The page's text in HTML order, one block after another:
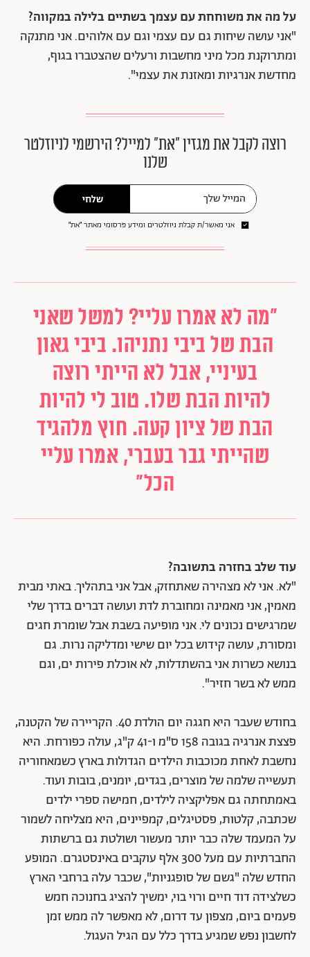
על מה את משוחחת עם עצמך בשתיים בלילה במקווה?
"אני עושה שיחות גם עם עצמי וגם עם אלוהים. אני מתנקה
ומתרוקנת מכל מיני מחשבות ורעלים שהצטברו בגוף,
מחדשת אנרגיות ומאזנת את עצמי".
רוצה לקבל את מגזין ״את״ למייל? הירשמי לניוזלטר
שלנו
שלחי
אני מאשר/ת קבלת ניוזלטרים ומידע פרסומי מאתר ״את״
"מה לא אמרו עליי? למשל שאני
הבת של ביבי נתניהו. ביבי גאון
בעיניי, אבל לא הייתי רוצה
להיות הבת שלו. טוב לי להיות
הבת של ציון קעה. חוץ מלהגיד
שהייתי גבר בעברי, אמרו עליי
הכל"
עוד שלב בחזרה בתשובה?
"לא. אני לא מצהירה שאתחזק, אבל אני בתהליך. באתי מבית
מאמין, אני מאמינה ומחוברת לדת ועושה דברים בדרך שלי
שמרגישים נכונים לי. אני מופיעה בשבת אבל שומרת חגים
ומסורת, עושה קידוש בכל יום שישי ומדליקה נרות. גם
בנושא כשרות אני בהשתדלות, לא אוכלת פירות ים, וגם
ממש לא בשר חזיר".
בחודש שעבר היא חגגה יום הולדת 40. הקריירה של הקטנה,
פצצת אנרגיה בגובה 158 ס"מ ו-41 ק"ג, עולה כפורחת. היא
נחשבת לאחת מכוכבות הילדים הגדולות בארץ כשמאחוריה
תעשייה שלמה של מוצרים, בגדים, יומנים, בובות ועוד.
באמתחתה גם אפליקציה לילדים, חמישה ספרי ילדים
שכתבה, קלטות, פסטיגלים, קמפיינים, היא מצליחה לשמור
על המעמד שלה כבר יותר מעשור ושולטת גם ברשתות
החברתיות עם מעל 300 אלף עוקבים באינסטגרם. המופע
החדש שלה "גשם של סופגניות", שכבר עלה ברחבי הארץ
כשלצידה דוד חיים ורוי בוי, ימשיך להציג בחנוכה חמש
פעמים ביום, מצפון עד דרום, לא מאפשר לה ממש זמן
לחשבון נפש שמגיע בדרך כלל עם הגיל העגול.